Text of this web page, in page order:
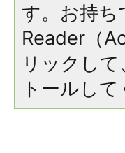
す。お持ち
Reader（
リックし
トールして